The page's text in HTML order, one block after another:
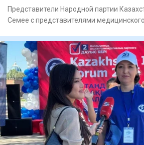
Представители Народной партии
Семее с представителями